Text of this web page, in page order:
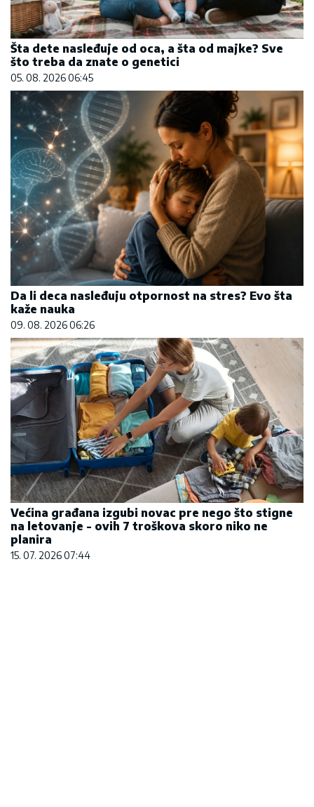
Šta dete nasleđuje od oca, a šta od majke? Sve
što treba da znate o genetici
05. 08. 2026 06:45
Da li deca nasleđuju otpornost na stres? Evo šta
kaže nauka
09. 08. 2026 06:26
Većina građana izgubi novac pre nego što stigne
na letovanje - ovih 7 troškova skoro niko ne
planira
15. 07. 2026 07:44